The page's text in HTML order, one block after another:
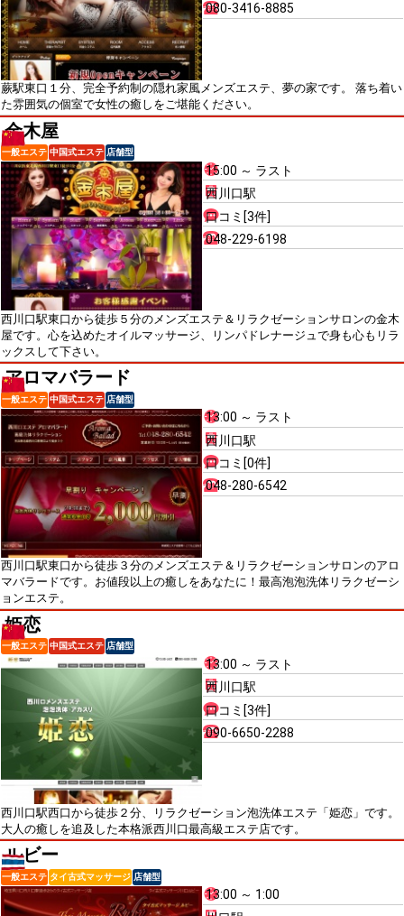
080-3416-8885
蕨駅東口１分、完全予約制の隠れ家風メンズエステ、夢の家です。 落ち着い
た雰囲気の個室で女性の癒しをご堪能ください。
金木屋
一般エステ 中国式エステ 店舗型
15:00 ～ ラスト
西川口駅
口コミ[3件]
048-229-6198
西川口駅東口から徒歩５分のメンズエステ＆リラクゼーションサロンの金木
屋です。心を込めたオイルマッサージ、リンパドレナージュで身も心もリラ
ックスして下さい。
アロマバラード
一般エステ 中国式エステ 店舗型
13:00 ～ ラスト
西川口駅
口コミ[0件]
048-280-6542
西川口駅東口から徒歩３分のメンズエステ＆リラクゼーションサロンのアロ
マバラードです。お値段以上の癒しをあなたに！最高泡泡洗体リラクゼーシ
ョンエステ。
姫恋
一般エステ 中国式エステ 店舗型
13:00 ～ ラスト
西川口駅
口コミ[3件]
090-6650-2288
西川口駅西口から徒歩２分、リラクゼーション泡洗体エステ「姫恋」です。
大人の癒しを追及した本格派西川口最高級エステ店です。
ルビー
一般エステ タイ古式マッサージ 店舗型
13:00 ～ 1:00